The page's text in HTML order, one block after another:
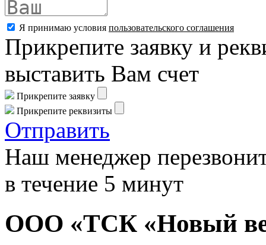
Я принимаю условия пользовательского соглашения
Прикрепите заявку и
выставить Вам счет
Прикрепите заявку
Прикрепите реквизиты
Отправить
Наш менеджер
в течение 5 минут
ООО «ТСК «Новый